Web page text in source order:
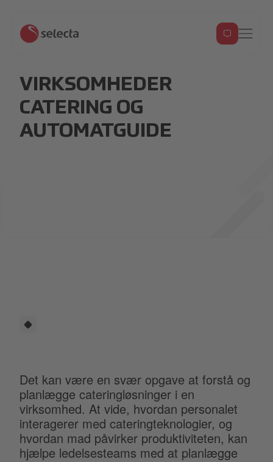
VIRKSOMHEDER
CATERING OG
AUTOMATGUIDE
Det kan være en svær opgave at forstå og
planlægge cateringløsninger i en
virksomhed. At vide, hvordan personalet
interagerer med cateringteknologier, og
hvordan mad påvirker produktiviteten, kan
hjælpe ledelsesteams med at planlægge